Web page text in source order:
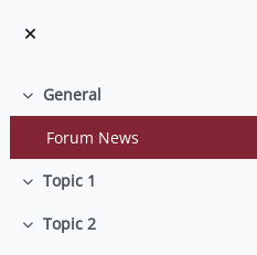
Collapse
General
Forum News
Collapse
Topic 1
Collapse
Topic 2